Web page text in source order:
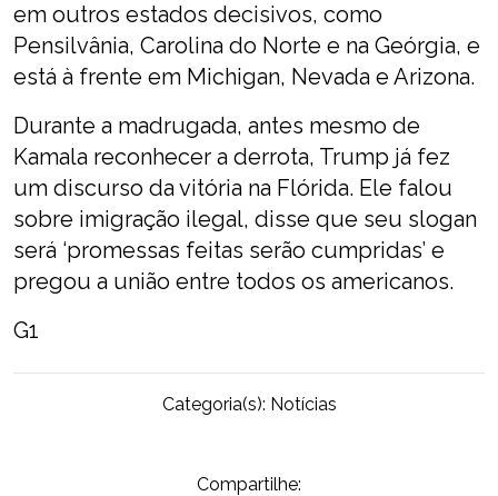
em outros estados decisivos, como
Pensilvânia, Carolina do Norte e na Geórgia, e
está à frente em Michigan, Nevada e Arizona.
Durante a madrugada, antes mesmo de
Kamala reconhecer a derrota, Trump já fez
um discurso da vitória na Flórida. Ele falou
sobre imigração ilegal, disse que seu slogan
será ‘promessas feitas serão cumpridas’ e
pregou a união entre todos os americanos.
G1
Categoria(s): Notícias
Compartilhe: